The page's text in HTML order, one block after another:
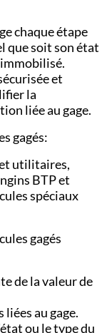
chaque étape
que soit son état
immobilisé.
et
la
liée au gage.
gagés:
utilitaires,
BTP et
spéciaux
gagés
de la valeur de
au gage.
ou le type du